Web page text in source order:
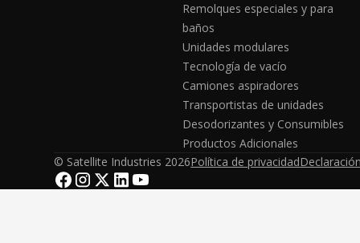
Remolques especiales y para
baños
Unidades modulares
Tecnología de vacío
Camiones aspiradores
Transportistas de unidades
Desodorizantes y Consumibles
Productos Adicionales
© Satellite Industries 2026Política de privacidad